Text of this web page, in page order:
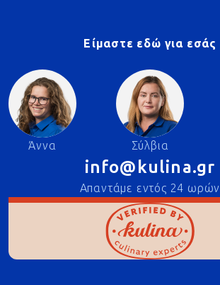
Είμαστε εδώ για εσάς
Άννα Σύλβια
info@kulina.gr
Απαντάμε εντός 24 ωρών